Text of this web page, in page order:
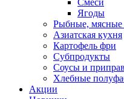
Смеси
Ягоды
Рыбные, мясные
Азиатская кухня
Картофель фри
Субпродукты
Соусы и
Хлебные
Акции